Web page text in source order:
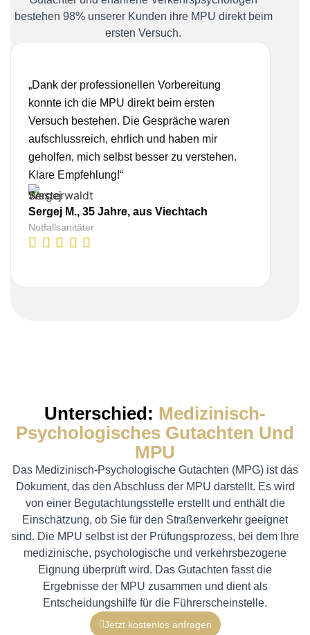
bestehen 98% unserer Kunden ihre MPU direkt beim
ersten Versuch.
„Dank der professionellen Vorbereitung
konnte ich die MPU direkt beim ersten
Versuch bestehen. Die Gespräche waren
aufschlussreich, ehrlich und haben mir
geholfen, mich selbst besser zu verstehen.
Klare Empfehlung!“
Sergej M., 35 Jahre, aus Viechtach
Notfallsanitäter
Unterschied: Medizinisch-
Psychologisches Gutachten Und
MPU
Das Medizinisch-Psychologische Gutachten (MPG) ist das
Dokument, das den Abschluss der MPU darstellt. Es wird
von einer Begutachtungsstelle erstellt und enthält die
Einschätzung, ob Sie für den Straßenverkehr geeignet
sind. Die MPU selbst ist der Prüfungsprozess, bei dem Ihre
medizinische, psychologische und verkehrsbezogene
Eignung überprüft wird. Das Gutachten fasst die
Ergebnisse der MPU zusammen und dient als
Entscheidungshilfe für die Führerscheinstelle.
Jetzt kostenlos anfragen